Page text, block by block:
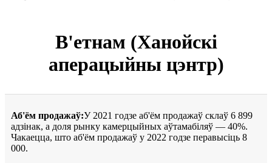
В'етнам (Ханойскі
аперацыйны цэнтр)
Аб'ём продажаў:У 2021 годзе аб'ём продажаў склаў 6 899
адзінак, а доля рынку камерцыйных аўтамабіляў — 40%.
Чакаецца, што аб'ём продажаў у 2022 годзе перавысіць 8
000.